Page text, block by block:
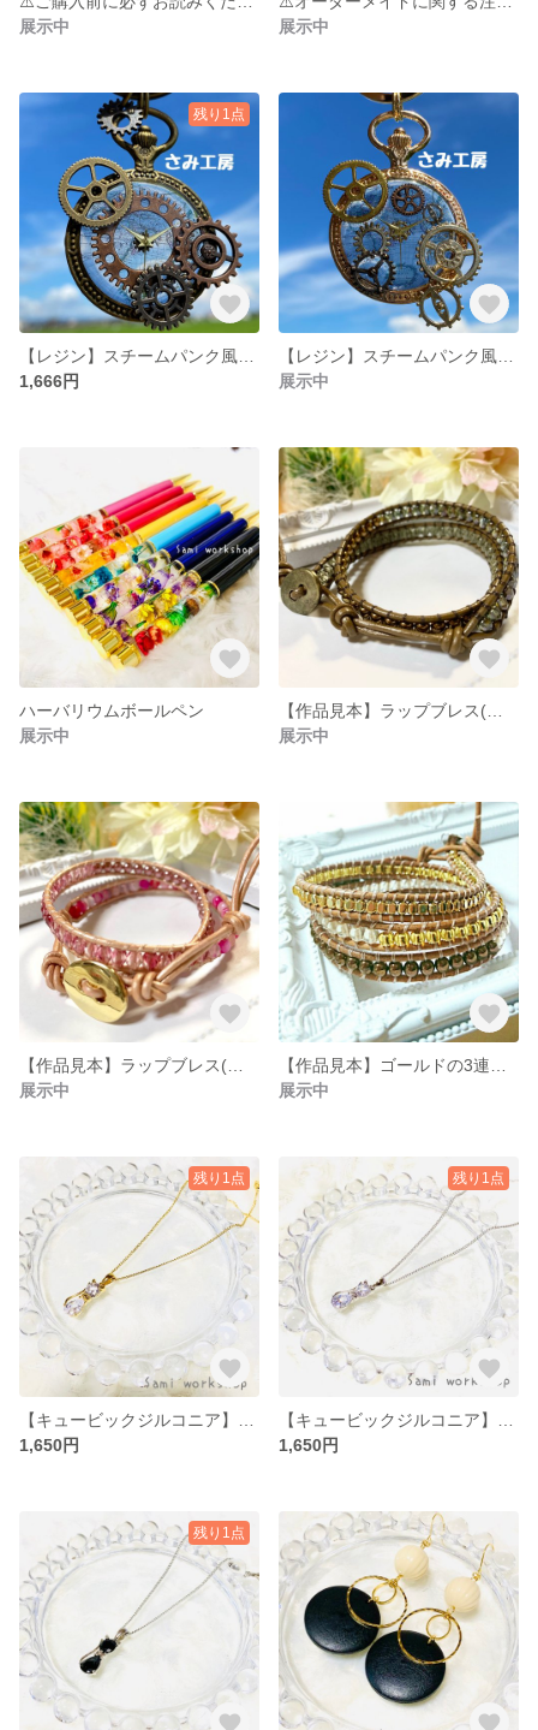
展示中
展示中
残り1点
1,666円
展示中
ハーバリウムボールペン
展示中
展示中
展示中
展示中
残り1点
1,650円
残り1点
1,650円
残り1点